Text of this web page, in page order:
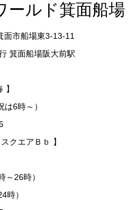
ールド箕面船場
面市船場東3-13-11
箕面船場阪大前駅
】
6時～）
クエアＢｂ 】
～26時）
時）